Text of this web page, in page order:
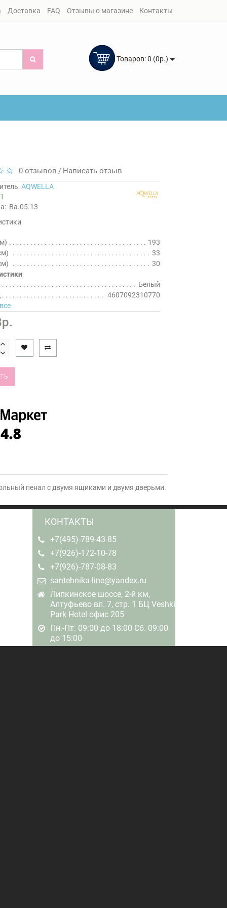
Доставка FAQ Отзывы о магазине Контакты
Товаров: 0 (0р.)
0 отзывов / Написать отзыв
AQWELLA
1
Ba.05.13
193
33
30
Белый
4607092310770
пенал с двумя ящиками и двумя дверьми.
КОНТАКТЫ
+7(495)-789-43-85
+7(926)-172-10-78
+7(926)-787-08-83
santehnika-line@yandex.ru
Липкинское шоссе, 2-й км,
Алтуфьево вл. 7, стр. 1 БЦ Veshki
Park Hotel офис 205
Пн.-Пт. 09:00 до 18:00 Сб. 09:00
до 15:00